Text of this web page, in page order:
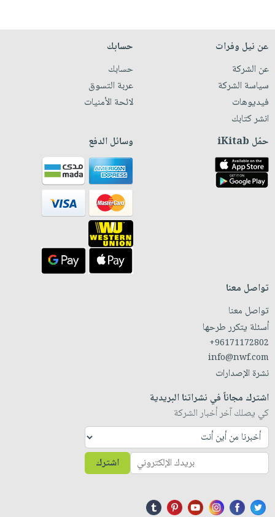
عن نيل وفرات
عن الشركة
سياسة الشركة
فيديوهات
انشر كتابك
حسابك
حسابك
عربة التسوق
لائحة الأمنيات
حمّل iKitab وسائل الدفع
تواصل معنا
تواصل معنا
أسئلة يتكرر طرحها
+96171172802
info@nwf.com
نشرة الإصدارات
اشترك مجاناً في نشراتنا البريدية
كي يصلك آخر أخبار الشركة
اشترك